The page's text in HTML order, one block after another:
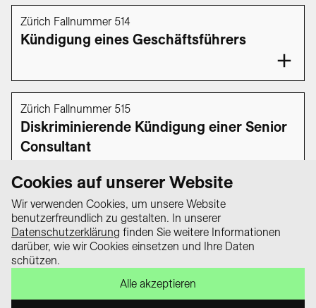
Zürich Fallnummer 514
Kündigung eines Geschäftsführers
Zürich Fallnummer 515
Diskriminierende Kündigung einer Senior
Consultant
1 … 49 50 51 52
Alles zum Gleichstellungsgesetz» ist
Cookies auf unserer Website
Wir verwenden Cookies, um unsere Website
benutzerfreundlich zu gestalten. In unserer
Datenschutzerklärung finden Sie weitere Informationen
darüber, wie wir Cookies einsetzen und Ihre Daten
schützen.
Alle akzeptieren